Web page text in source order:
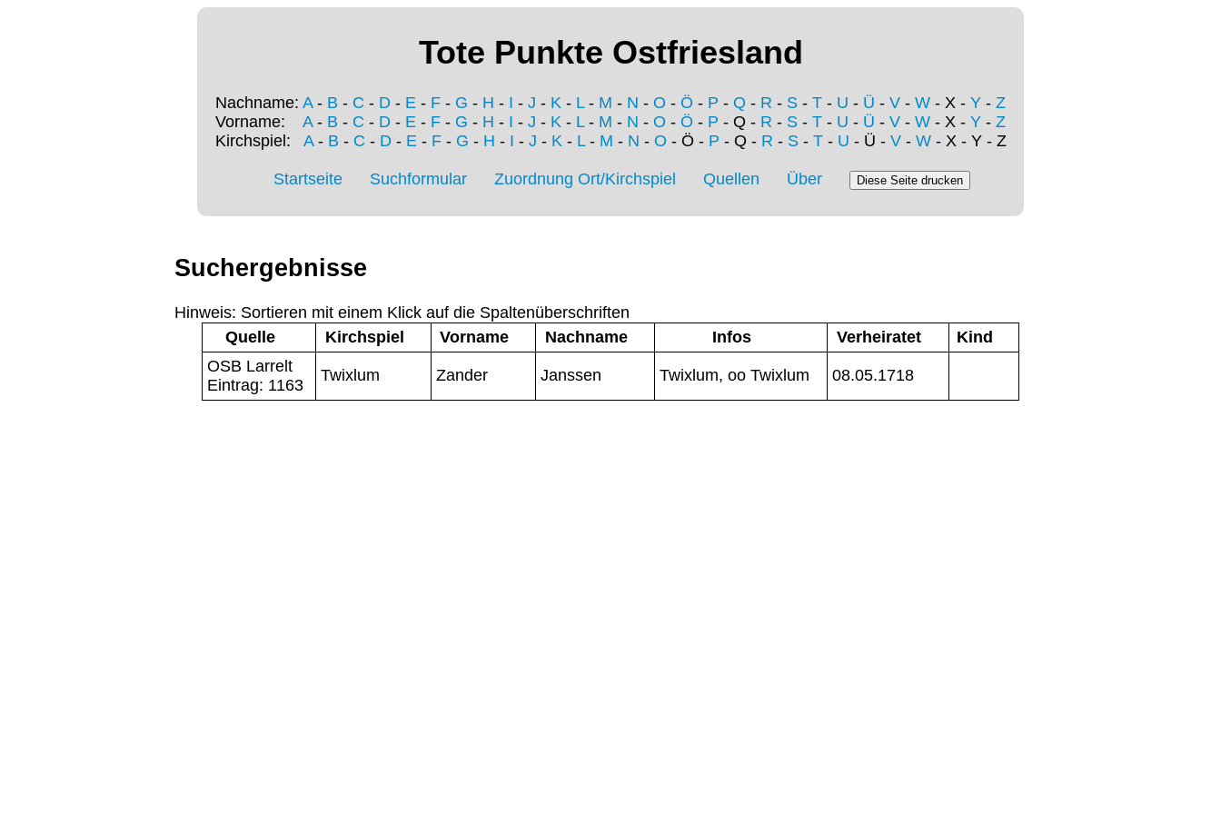
Tote Punkte Ostfriesland
Nachname: A- B - C - D - E - F - G - H - I - J - K - L- M - N - O - Ö - P - Q - R - S - T - U - Ü - V - W - X - Y - Z
Vorname: A- B - C - D - E - F - G - H - I - J - K - L- M - N - O - Ö - P - Q - R - S - T - U - Ü - V - W - X - Y - Z
Kirchspiel: A- B - C - D- E- F- G - H - I - J - K- L- M - N - O - Ö - P - Q - R - S- T- U - Ü - V- W- X - Y - Z
Startseite Suchformular Zuordnung Ort/Kirchspiel Quellen Über
Suchergebnisse
Hinweis: Sortieren mit einem Klick auf die Spaltenüberschriften
Quelle
Kirchspiel Vorname Nachname Infos Verheiratet
Kind
OSB Larrelt
Eintrag: 1163
Twixlum Zander Janssen Twixlum, oo Twixlum 08.05.1718